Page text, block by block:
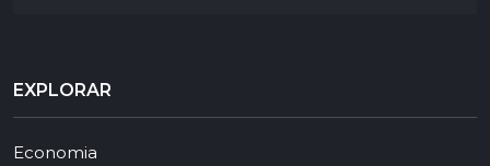
EXPLORAR
Economia